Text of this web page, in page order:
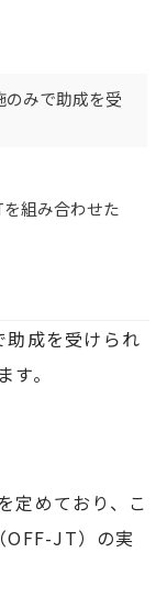
みで助成を受
組み合わせた
成を受けられ
。
定めており、こ
OFF-JT）の実